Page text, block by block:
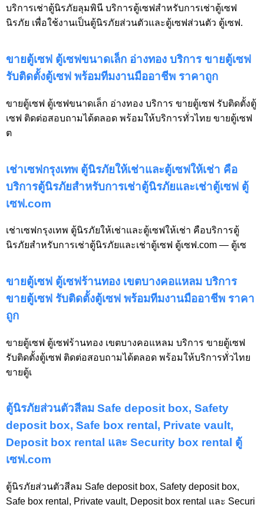
บริการเช่าตู้นิรภัยลุมพินี บริการตู้เซฟสำหรับการเช่าตู้เซฟ
นิรภัย เพื่อใช้งานเป็นตู้นิรภัยส่วนตัวและตู้เซฟส่วนตัว ตู้เซฟ.
ขายตู้เซฟ ตู้เซฟขนาดเล็ก อ่างทอง บริการ ขายตู้เซฟ
รับติดตั้งตู้เซฟ พร้อมทีมงานมืออาชีพ ราคาถูก
ขายตู้เซฟ ตู้เซฟขนาดเล็ก อ่างทอง บริการ ขายตู้เซฟ รับติดตั้งตู้
เซฟ ติดต่อสอบถามได้ตลอด พร้อมให้บริการทั่วไทย ขายตู้เซฟ
ต
เช่าเซฟกรุงเทพ ตู้นิรภัยให้เช่าและตู้เซฟให้เช่า คือ
บริการตู้นิรภัยสำหรับการเช่าตู้นิรภัยและเช่าตู้เซฟ ตู้
เซฟ.com
เช่าเซฟกรุงเทพ ตู้นิรภัยให้เช่าและตู้เซฟให้เช่า คือบริการตู้
นิรภัยสำหรับการเช่าตู้นิรภัยและเช่าตู้เซฟ ตู้เซฟ.com — ตู้เซ
ขายตู้เซฟ ตู้เซฟร้านทอง เขตบางคอแหลม บริการ
ขายตู้เซฟ รับติดตั้งตู้เซฟ พร้อมทีมงานมืออาชีพ ราคา
ถูก
ขายตู้เซฟ ตู้เซฟร้านทอง เขตบางคอแหลม บริการ ขายตู้เซฟ
รับติดตั้งตู้เซฟ ติดต่อสอบถามได้ตลอด พร้อมให้บริการทั่วไทย
ขายตู้เ
ตู้นิรภัยส่วนตัวสีลม Safe deposit box, Safety
deposit box, Safe box rental, Private vault,
Deposit box rental และ Security box rental ตู้
เซฟ.com
ตู้นิรภัยส่วนตัวสีลม Safe deposit box, Safety deposit box,
Safe box rental, Private vault, Deposit box rental และ Securi